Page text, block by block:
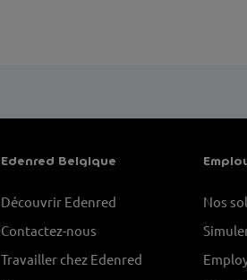
Edenred Belgique
Découvrir Edenred
Contactez-nous
Travailler chez Edenred
Nos